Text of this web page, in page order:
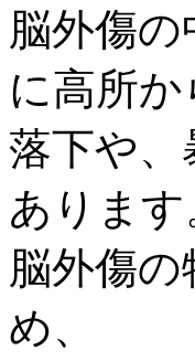
脳外傷
に高所か
落下や
あります
脳外傷
め、